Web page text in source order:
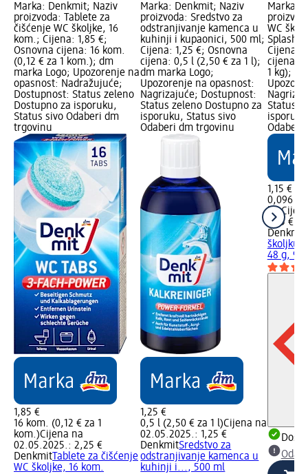
Marka: Denkmit; Naziv
proizvoda: Tablete za
čišćenje WC školjke, 16
kom.; Cijena: 1,85 €;
Osnovna cijena: 16 kom.
(0,12 € za 1 kom.); dm
marka Logo; Upozorenje na
opasnost: Nadražujuće;
Dostupnost: Status zeleno
Dostupno za isporuku,
Status sivo Odaberi dm
trgovinu
1,85 €
16 kom. (0,12 € za 1
kom.)Cijena na
02.05.2025.: 2,25 €
Denkmit Tablete za čišćenje
WC školjke, 16 kom.
Marka: Denkmit; Naziv
proizvoda: Sredstvo za
odstranjivanje kamenca u
kuhinji i kupaonici, 500 ml;
Cijena: 1,25 €; Osnovna
cijena: 0,5 l (2,50 € za 1 l);
dm marka Logo;
Upozorenje na opasnost:
Nagrizajuće; Dostupnost:
Status zeleno Dostupno za
isporuku, Status sivo
Odaberi dm trgovinu
1,25 €
0,5 l (2,50 € za 1 l)Cijena na
02.05.2025.: 1,25 €
DenkmitSredstvo za
odstranjivanje kamenca u
kuhinji i..., 500 ml
Marka:
WC
Splash,
Cijena:
cijena:
1 kg);
Status
Odaberi
1,15 €
0,096 kg
kg)
1,45 €
Denkmit
školjku
48 g, 96